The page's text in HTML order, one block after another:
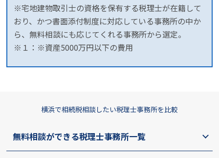
※宅地建物取引士の資格を保有する税理士が在籍して
おり、かつ書面添付制度に対応している事務所の中か
ら、無料相談にも応じてくれる事務所から選定。
※１：※資産5000万円以下の費用
横浜で相続税相談したい税理士事務所を比較
無料相談ができる税理士事務所一覧